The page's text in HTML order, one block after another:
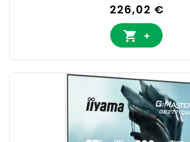
Prix
226,02 €
 +